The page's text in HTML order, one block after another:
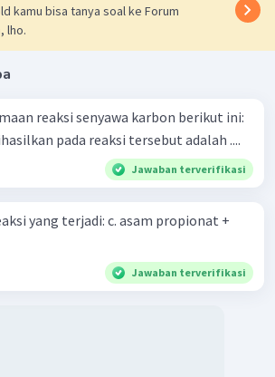
kamu bisa tanya soal ke Forum
lho.
reaksi senyawa karbon berikut ini:
pada reaksi tersebut adalah ....
Jawaban terverifikasi
c. asam propionat +
Jawaban terverifikasi